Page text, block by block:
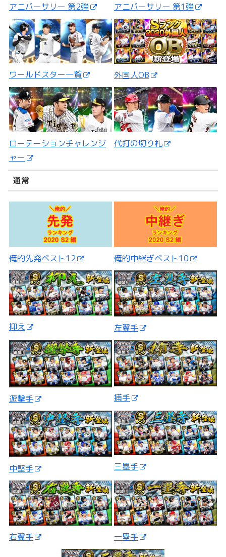
アニバーサリー 第2弾 アニバーサリー 第1弾
ワールドスター一覧 外国人OB
ローテーションチャレンジ
ャー
代打の切り札
通常
俺的先発ベスト12 俺的中継ぎベスト10
抑え 左翼手
遊撃手 捕手
中堅手 三塁手
右翼手 一塁手